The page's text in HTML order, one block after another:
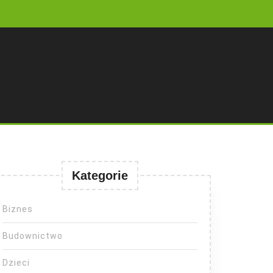
Kategorie
Biznes
Budownictwo
Dzieci